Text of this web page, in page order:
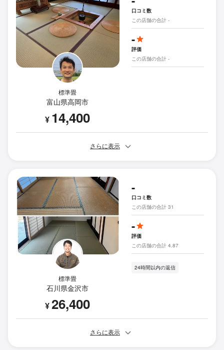
標準畳
富山県高岡市
¥ 14,400
口コミ数
この店舗の合計 -
-
評価
この店舗の合計 -
さらに表示
標準畳
石川県金沢市
¥26,400
-
口コミ数
この店舗の合計 31
-
評価
この店舗の合計 4.87
24時間以内の返信
さらに表示